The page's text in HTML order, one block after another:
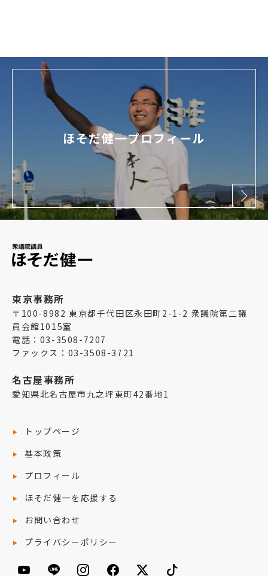
ほそだ健一プロフィール
東京事務所
〒100-8982 東京都千代田区永田町2-1-2 衆議院第二議
員会館1015室
電話：03-3508-7207
ファックス：03-3508-3721
名古屋事務所
愛知県北名古屋市九之坪東町42番地1
トップページ
基本政策
プロフィール
ほそだ健一を応援する
お問い合わせ
プライバシーポリシー